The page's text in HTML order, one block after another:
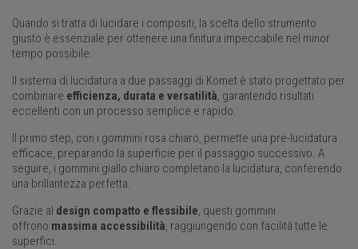
Quando si tratta di lucidare i compositi, la scelta dello strumento
giusto è essenziale per ottenere una finitura impeccabile nel minor
tempo possibile.
Il sistema di lucidatura a due passaggi di Komet è stato progettato per
combinare efficienza, durata e versatilità , garantendo risultati
eccellenti con un processo semplice e rapido.
Il primo step, con i gommini rosa chiaro, permette una pre-lucidatura
efficace, preparando la superficie per il passaggio successivo. A
seguire, i gommini giallo chiaro completano la lucidatura, conferendo
una brillantezza perfetta.
Grazie al design compatto e flessibile , questi gommini
offrono massima accessibilità , raggiungendo con facilità tutte le
superfici.